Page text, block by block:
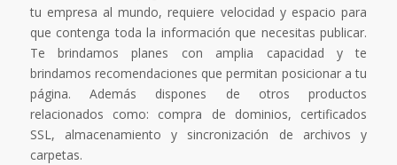
tu empresa al mundo, requiere velocidad y espacio para
que contenga toda la información que necesitas publicar.
Te brindamos planes con amplia capacidad y te
brindamos recomendaciones que permitan posicionar a tu
página. Además dispones de otros productos
relacionados como: compra de dominios, certificados
SSL, almacenamiento y sincronización de archivos y
carpetas.